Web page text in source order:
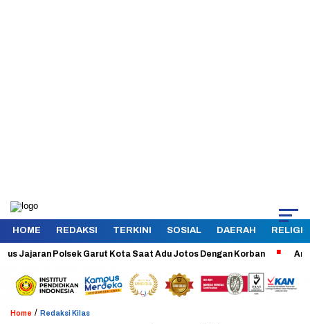
HOME REDAKSI TERKINI SOSIAL DAERAH RELIGI
Polsek Garut Kota Saat Adu Jotos Dengan Korban Aman dan
Home / Redaksi Kilas